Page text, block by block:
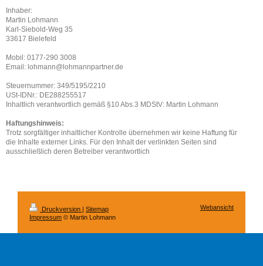
Inhaber:
Martin Lohmann
Karl-Siebold-Weg 35
33617 Bielefeld
Mobil: 0177-290 3008
Email: lohmann@lohmannpartner.de
Steuernummer: 349/5195/2210
USt-IDNr.: DE288255517
Inhaltlich verantwortlich gemäß §10 Abs.3 MDStV: Martin Lohmann
Haftungshinweis:
Trotz sorgfältiger inhaltlicher Kontrolle übernehmen wir keine Haftung für
die Inhalte externer Links. Für den Inhalt der verlinkten Seiten sind
ausschließlich deren Betreiber verantwortlich
Druckversion
Sitemap
Impressum © Martin Lohmann
Webansicht